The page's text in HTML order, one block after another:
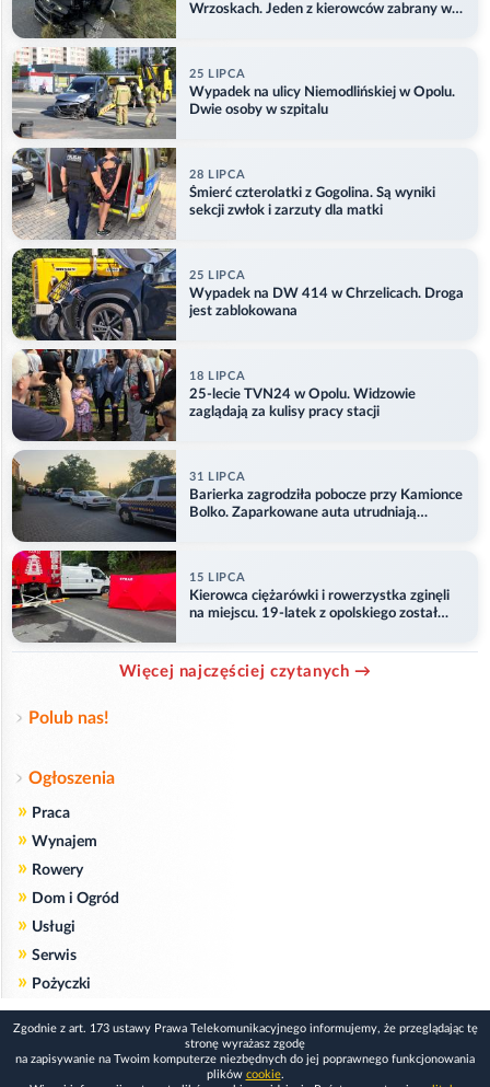
Wrzoskach. Jeden z kierowców zabrany w
25 LIPCA
Wypadek na ulicy Niemodlińskiej w Opolu.
Dwie osoby w szpitalu
28 LIPCA
Śmierć czterolatki z Gogolina. Są wyniki
sekcji zwłok i zarzuty dla matki
25 LIPCA
Wypadek na DW 414 w Chrzelicach. Droga
jest zablokowana
18 LIPCA
25-lecie TVN24 w Opolu. Widzowie
zaglądają za kulisy pracy stacji
31 LIPCA
Barierka zagrodziła pobocze przy Kamionce
Bolko. Zaparkowane auta utrudniają
15 LIPCA
Kierowca ciężarówki i rowerzystka zginęli
na miejscu. 19-latek z opolskiego został
Więcej najczęściej czytanych →
Polub nas!
Ogłoszenia
» Praca
» Wynajem
» Rowery
» Dom i Ogród
» Usługi
» Serwis
» Pożyczki
Zgodnie z art. 173 ustawy Prawa Telekomunikacyjnego informujemy, że przeglądając tę
stronę wyrażasz zgodę
na zapisywanie na Twoim komputerze niezbędnych do jej poprawnego funkcjonowania
plików cookie.